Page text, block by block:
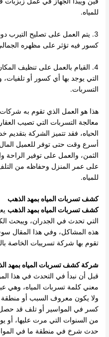
للمياه.
3. يتم العمل على تصليح التيرب
كسور فيه تؤثر على مظهره
4. القيام بالعمل على تنظيف
التي يوجد بها أي كسور أو
التسربات.
هذا هو العمل الذي تقوم به
معالجة التسربات التي تصيب
الحياه، فقد تتميز الشركة
أسرع وقت حتى توفر للعميل المال
الثمن، والعمل على توفير الراحة
على عمر المنزل وحفاظه من
للمياه.
كشف تسربات المياه بمهد الذهب
كشف تسربات المياه بمهد الذهب
التي تحدث في الجدران، ويبحث
هذه المشاكل، وفي هذا المقال
تقوم بها شركة تسريبات الخاصة
شركة كشف تسربات المياه بمهد
قبل أن نبدأ في التحدث في هذا
معني كلمة تسربات المياه، وهي
ولا يكون معروف السبب أو منطقة
كسر في المواسير أو تلف قد حصل
من السنوات التي مرت عليها، أو
حدث شرخ في منطقة ما في